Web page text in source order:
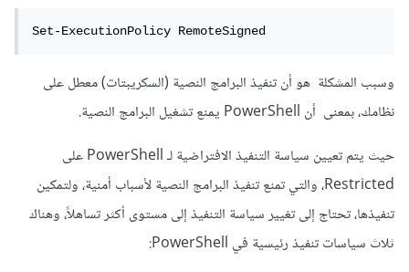
Set-ExecutionPolicy RemoteSigned
وسبب المشكلة هو أن تنفيذ البرامج النصية (السكريبتات) معطل على
نظامك، بمعنى أن PowerShell يمنع تشغيل البرامج النصية.
حيث يتم تعيين سياسة التنفيذ الافتراضية لـ PowerShell على
Restricted، والتي تمنع تنفيذ البرامج النصية لأسباب أمنية، ولتمكين
تنفيذها، تحتاج إلى تغيير سياسة التنفيذ إلى مستوى أكثر تساهلاً، وهناك
ثلاث سياسات تنفيذ رئيسية في PowerShell: